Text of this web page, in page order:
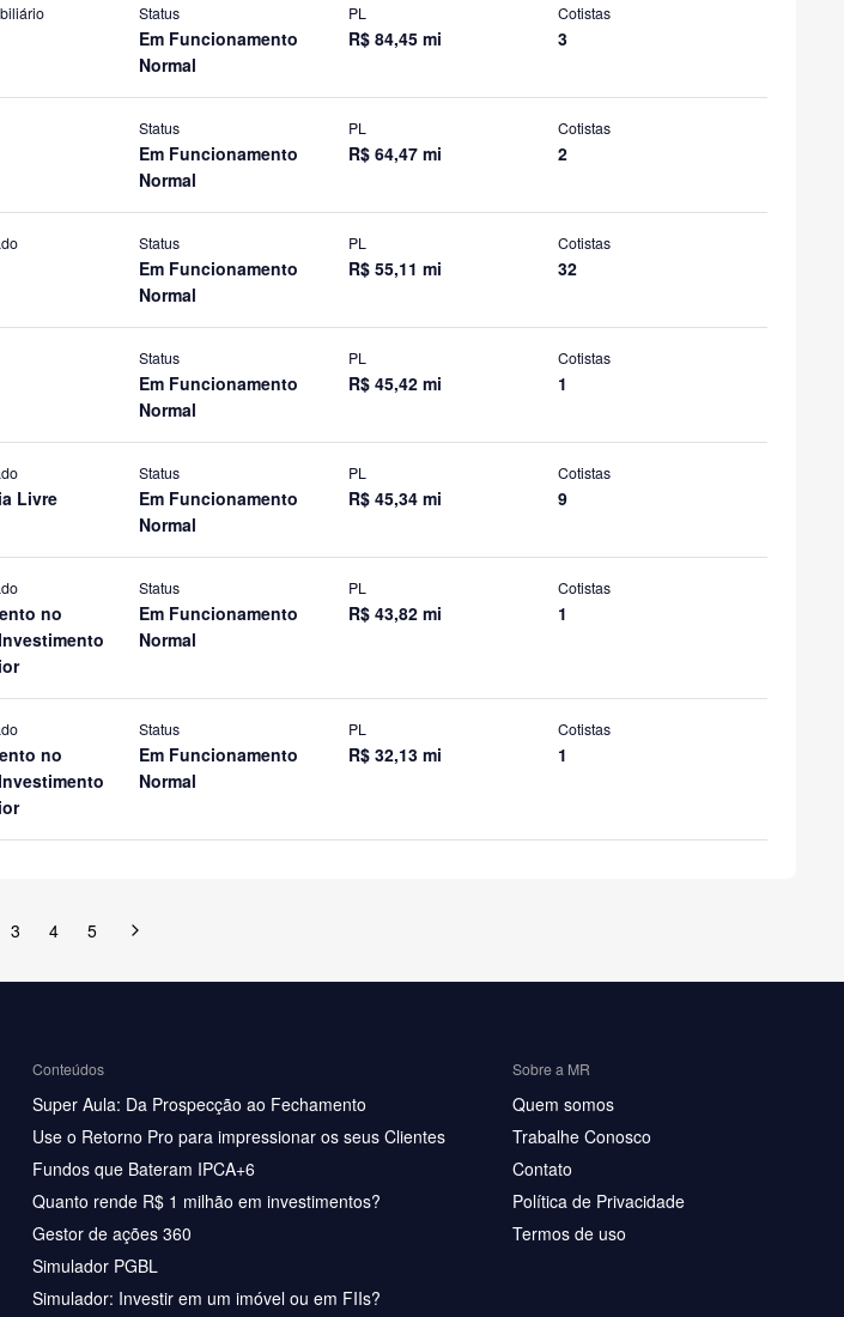
Status
Em Funcionamento
Normal
PL
R$ 84,45 mi
Cotistas
3
Status
Em Funcionamento
Normal
PL
R$ 64,47 mi
Cotistas
2
Status
Em Funcionamento
Normal
PL
R$ 55,11 mi
Cotistas
32
Status
Em Funcionamento
Normal
PL
R$ 45,42 mi
Cotistas
1
Livre
Status
Em Funcionamento
Normal
PL
R$ 45,34 mi
Cotistas
9
no
Status
Em Funcionamento
Normal
PL
R$ 43,82 mi
Cotistas
1
no
Status
Em Funcionamento
Normal
PL
R$ 32,13 mi
Cotistas
1
3 4 5
Conteúdos
Super Aula: Da Prospecção ao Fechamento
Use o Retorno Pro para impressionar os seus Clientes
Fundos que Bateram IPCA+6
Quanto rende R$ 1 milhão em investimentos?
Gestor de ações 360
Simulador PGBL
Simulador: Investir em um imóvel ou em FIIs?
Sobre a MR
Quem somos
Trabalhe Conosco
Contato
Política de Privacidade
Termos de uso